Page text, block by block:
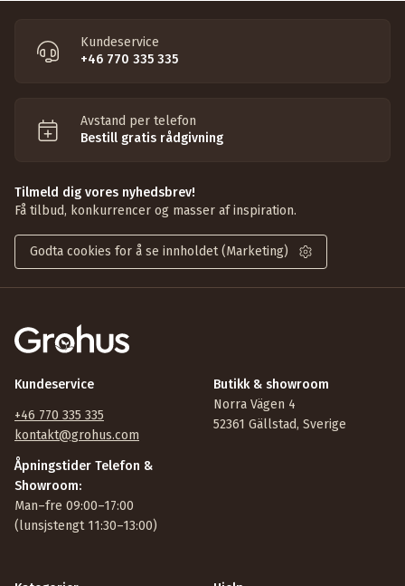
tunnel/växthus från Grohus”
Kundeservice
+46 770 335 335
Avstand per telefon
Bestill gratis rådgivning
Tilmeld dig vores nyhedsbrev!
Få tilbud, konkurrencer og masser af inspiration.
Godta cookies for å se innholdet (Marketing)
Kundeservice
+46 770 335 335
kontakt@grohus.com
Åpningstider Telefon &
Showroom:
Man–fre 09:00–17:00
(lunsjstengt 11:30–13:00)
Butikk & showroom
Norra Vägen 4
52361 Gällstad, Sverige